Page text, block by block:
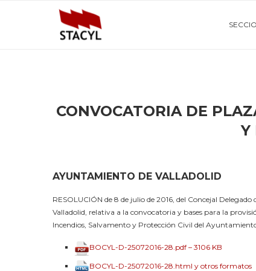
CONVOCATORIA DE
Y
AYUNTAMIENTO DE VALLADOLID
RESOLUCIÓN de 8 de julio de 2016, del Concejal
Valladolid, relativa a la convocatoria y bases para la
Incendios, Salvamento y Protección Civil del
BOCYL-D-25072016-28.pdf – 3106 KB
BOCYL-D-25072016-28.html y otros formatos